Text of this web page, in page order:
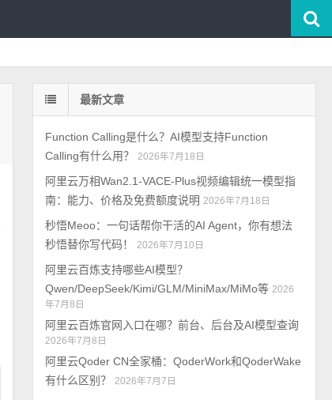
最新文章
Function Calling是什么？AI模型支持Function
Calling有什么用？
2026年7月18日
阿里云万相Wan2.1-VACE-Plus视频编辑统一模型指
南：能力、价格及免费额度说明 2026年7月18日
秒悟Meoo：一句话帮你干活的AI Agent，你有想法
秒悟替你写代码！
2026年7月10日
阿里云百炼支持哪些AI模型？
Qwen/DeepSeek/Kimi/GLM/MiniMax/MiMo等 2026
年7月8日
阿里云百炼官网入口在哪？前台、后台及AI模型查询
2026年7月8日
阿里云Qoder CN全家桶：QoderWork和QoderWake
有什么区别？
2026年7月7日